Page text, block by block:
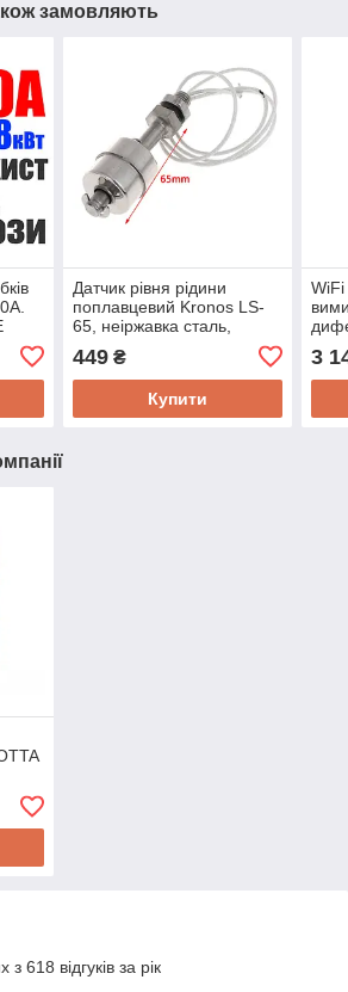
замовляють
Датчик рівня рідини
поплавцевий Kronos LS-
65, неіржавка сталь,
довжина 65 мм, 12-220 В
1 А
449₴
Купити
WiFi
3
618 відгуків за рік